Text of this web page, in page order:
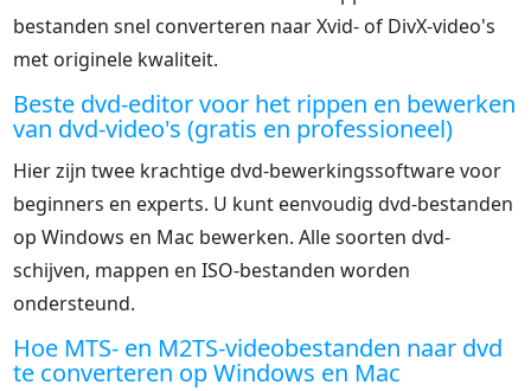
bestanden snel converteren naar Xvid- of DivX-video's
met originele kwaliteit.
Beste dvd-editor voor het rippen en bewerken
van dvd-video's (gratis en professioneel)
Hier zijn twee krachtige dvd-bewerkingssoftware voor
beginners en experts. U kunt eenvoudig dvd-bestanden
op Windows en Mac bewerken. Alle soorten dvd-
schijven, mappen en ISO-bestanden worden
ondersteund.
Hoe MTS- en M2TS-videobestanden naar dvd
te converteren op Windows en Mac